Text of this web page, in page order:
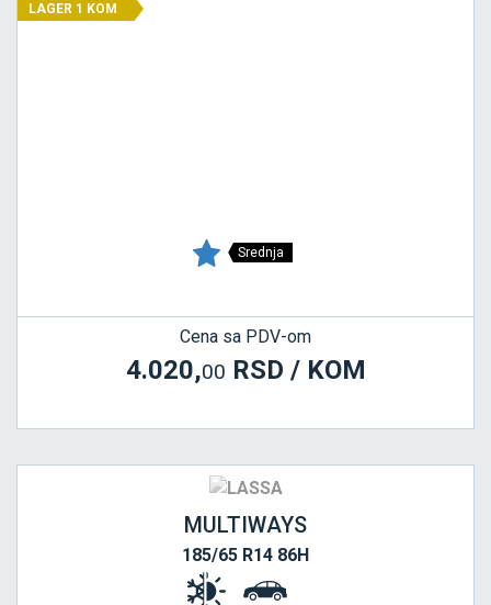
LAGER 1 KOM
Srednja
Cena sa PDV-om
4.020,00 RSD / KOM
MULTIWAYS
185/65 R14 86H